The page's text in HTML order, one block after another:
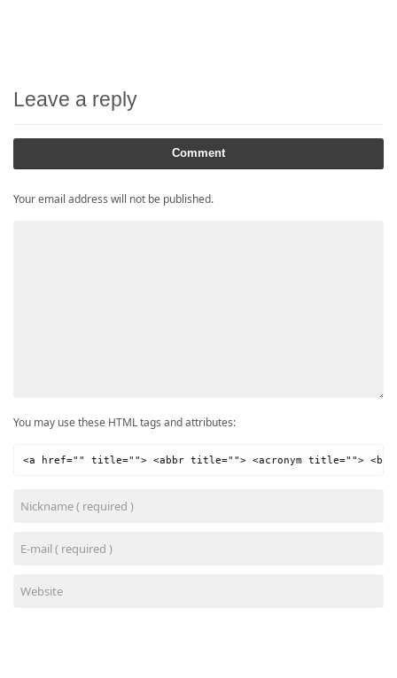
Leave a reply
Comment
Your email address will not be published.
You may use these HTML tags and attributes:
<a href="" title=""> <abbr title=""> <acronym title=""> <b>